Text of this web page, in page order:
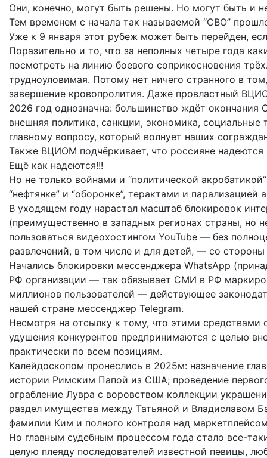
Они, конечно, могут быть решены. Но могут быть и
Тем временем с начала так называемой “СВО”
Уже к 9 января этот рубеж может быть перейден,
Поразительно и то, что за неполных четыре года
посмотреть на линию боевого соприкосновения
трудноуловимая. Потому нет ничего странного в
завершение кровопролития. Даже провластный
2026 год однозначна: большинство ждёт
внешняя политика, санкции, экономика,
главному вопросу, который волнует наших
Также ВЦИОМ подчёркивает, что россияне
Ещё как надеются!!!
Но не только войнами и “политической
“нефтянке” и “оборонке”, терактами и
В уходящем году нарастал масштаб блокировок
(преимущественно в западных регионах страны, но
пользоваться видеохостингом YouTube — без
развлечений, в том числе и для детей, — со стороны
Начались блокировки мессенджера WhatsApp
РФ организации — так обязывает СМИ в РФ
миллионов пользователей — действующее
нашей стране мессенджер Telegram.
Несмотря на отсылку к тому, что этими
удушения конкурентов предпринимаются с целью
практически по всем позициям.
Калейдоскопом пронеслись в 2025м: назначение
истории Римским Папой из США; проведение
ограбление Лувра с воровством коллекции
раздел имущества между Татьяной и Владиславом
фамилии Ким и полного контроля над
Но главным судебным процессом года стало все-
целую плеяду последователей известной певицы,